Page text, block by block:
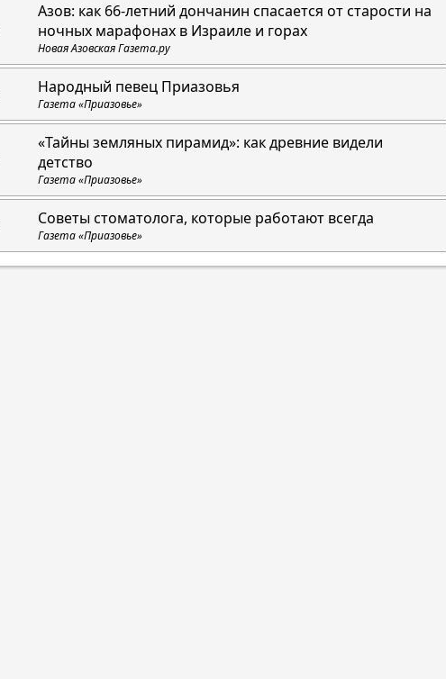
Азов: как 66-летний дончанин спасается от старости на
ночных марафонах в Израиле и горах
Новая Азовская Газета.ру
Народный певец Приазовья
Газета «Приазовье»
«Тайны земляных пирамид»: как древние видели
детство
Газета «Приазовье»
Советы стоматолога, которые работают всегда
Газета «Приазовье»